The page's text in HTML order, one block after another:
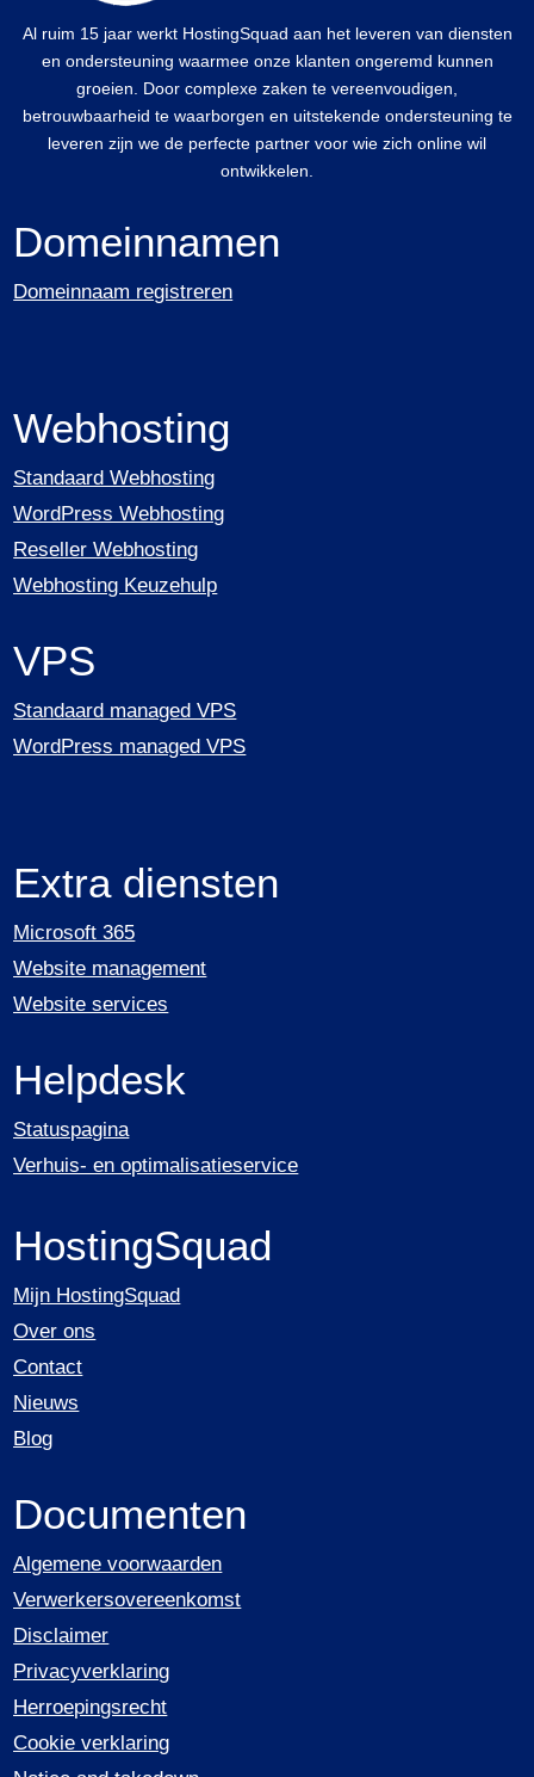
Al ruim 15 jaar werkt HostingSquad aan het leveren van diensten
en ondersteuning waarmee onze klanten ongeremd kunnen
groeien. Door complexe zaken te vereenvoudigen,
betrouwbaarheid te waarborgen en uitstekende ondersteuning te
leveren zijn we de perfecte partner voor wie zich online wil
ontwikkelen.
Domeinnamen
Domeinnaam registreren
Webhosting
Standaard Webhosting
WordPress Webhosting
Reseller Webhosting
Webhosting Keuzehulp
VPS
Standaard managed VPS
WordPress managed VPS
Extra diensten
Microsoft 365
Website management
Website services
Helpdesk
Statuspagina
Verhuis- en optimalisatieservice
HostingSquad
Mijn HostingSquad
Over ons
Contact
Nieuws
Blog
Documenten
Algemene voorwaarden
Verwerkersovereenkomst
Disclaimer
Privacyverklaring
Herroepingsrecht
Cookie verklaring